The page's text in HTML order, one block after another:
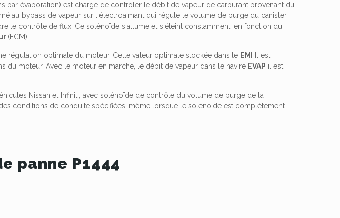
par évaporation) est chargé de contrôler le débit de vapeur de carburant provenant du
au bypass de vapeur sur l'électroaimant qui régule le volume de purge du canister
le contrôle de flux. Ce solénoïde s'allume et s'éteint constamment, en fonction du
(ECM).
régulation optimale du moteur. Cette valeur optimale stockée dans le EMI
Il est
du moteur. Avec le moteur en marche, le débit de vapeur dans le navire EVAP il est
Nissan et Infiniti, avec solénoïde de contrôle du volume de purge de la
conditions de conduite spécifiées, même lorsque le solénoïde est complètement
panne P1444